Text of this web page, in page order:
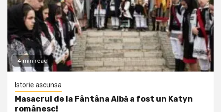
4 min read
Istorie ascunsa
Masacrul de la Fântâna Albă a fost un Katyn
românesc!